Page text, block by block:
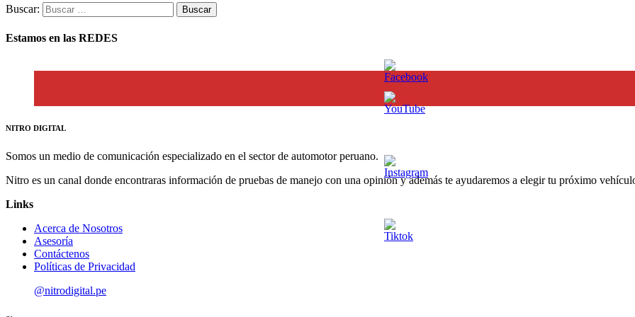
Buscar:
Estamos en las REDES
NITRO DIGITAL
Somos un medio de comunicación especializado en el sector de automotor peruano.
Nitro es un canal donde encontraras información de pruebas de manejo con una opinión y además te ayudaremos a elegir tu próximo
Links
Acerca de Nosotros
Asesoría
Contáctenos
Políticas de Privacidad
@nitrodigital.pe